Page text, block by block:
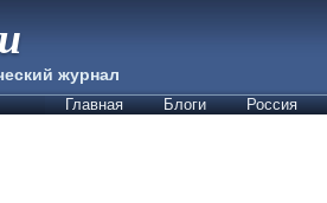
журнал
Главная Блоги Россия